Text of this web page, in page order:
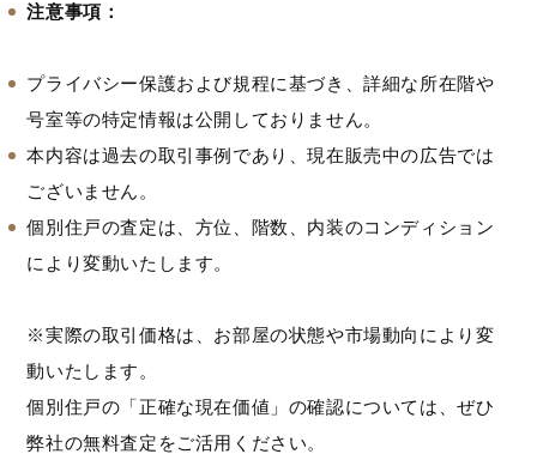
注意事項：
プライバシー保護および規程に基づき、詳細な所在階や
号室等の特定情報は公開しておりません。
本内容は過去の取引事例であり、現在販売中の広告では
ございません。
個別住戸の査定は、方位、階数、内装のコンディション
により変動いたします。
※実際の取引価格は、お部屋の状態や市場動向により変
動いたします。
個別住戸の「正確な現在価値」の確認については、ぜひ
弊社の無料査定をご活用ください。